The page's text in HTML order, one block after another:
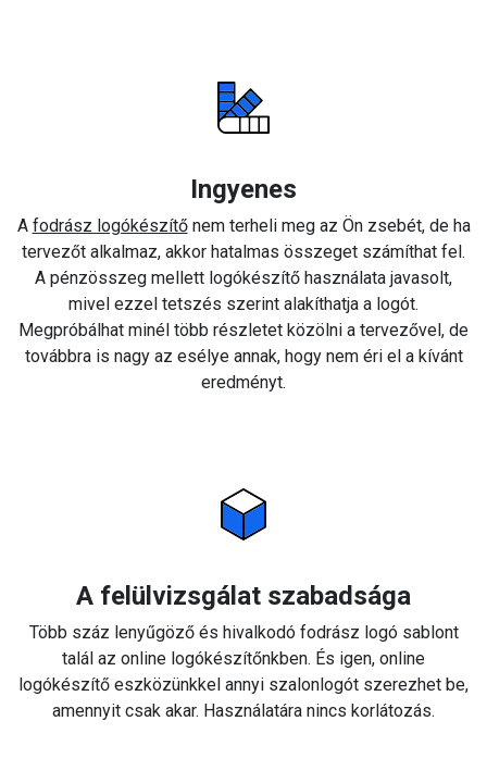
Ingyenes
A fodrász logókészítőnem terheli meg az Ön zsebét, de ha
tervezőt alkalmaz, akkor hatalmas összeget számíthat fel.
A pénzösszeg mellett logókészítő használata javasolt,
mivel ezzel tetszés szerint alakíthatja a logót.
Megpróbálhat minél több részletet közölni a tervezővel, de
továbbra is nagy az esélye annak, hogy nem éri el a kívánt
eredményt.
A felülvizsgálat szabadsága
Több száz lenyűgöző és hivalkodó fodrász logó sablont
talál az online logókészítőnkben. És igen, online
logókészítő eszközünkkel annyi szalonlogót szerezhet be,
amennyit csak akar. Használatára nincs korlátozás.